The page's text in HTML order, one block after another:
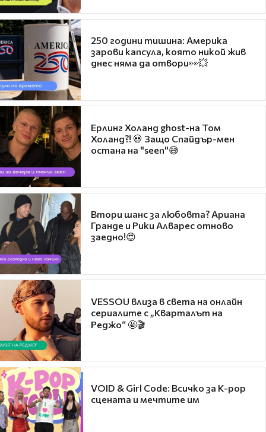
250 години тишина: Америка
зарови капсула, която никой жив
днес няма да отвори👀💥
Ерлинг Холанд ghost-на Том
Холанд?! 💀 Защо Спайдър-мен
остана на "seen"😅
Втори шанс за любовта? Ариана
Гранде и Рики Алварес отново
заедно!😍
VESSOU влиза в света на онлайн
сериалите с „Кварталът на
Реджо“ 🤩🎬
VOID & Girl Code: Всичко за K-pop
сцената и мечтите им